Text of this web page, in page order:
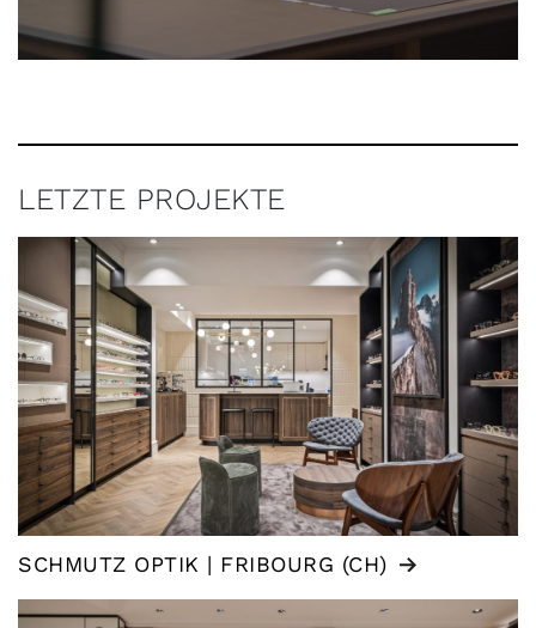
LETZTE PROJEKTE
SCHMUTZ OPTIK | FRIBOURG (CH)